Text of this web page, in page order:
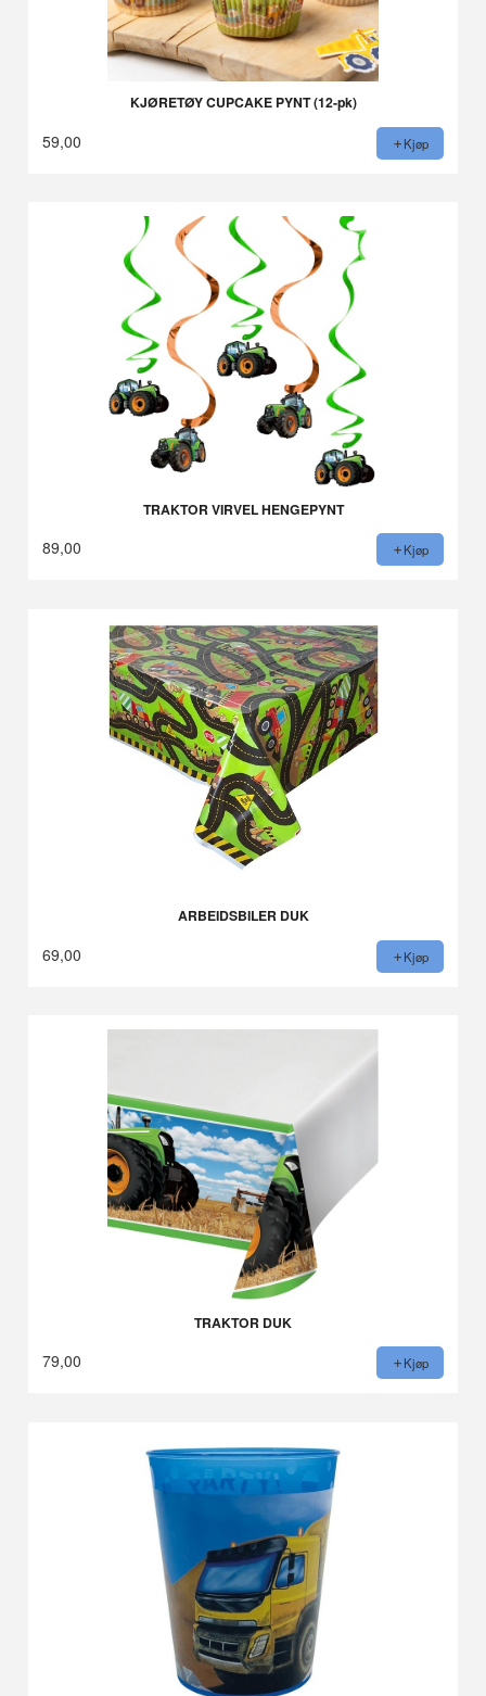
KJØRETØY CUPCAKE PYNT (12-pk)
59,00 Kjøp
TRAKTOR VIRVEL HENGEPYNT
89,00 Kjøp
ARBEIDSBILER DUK
69,00 Kjøp
TRAKTOR DUK
79,00 Kjøp